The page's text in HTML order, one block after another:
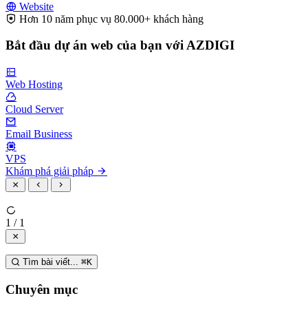
Website
Hơn 10 năm phục vụ 80.000+ khách hàng
Bắt đầu dự án web của bạn với AZDIGI
Web Hosting
Cloud Server
Email Business
VPS
Khám phá giải pháp
1 / 1
Tìm bài viết... ⌘K
Chuyên mục